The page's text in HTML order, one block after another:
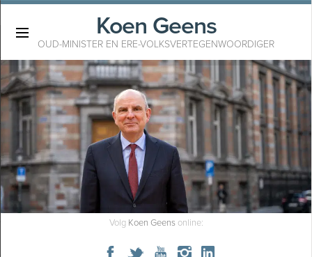
Koen Geens
OUD-MINISTER EN ERE-VOLKSVERTEGENWOORDIGER
Volg Koen Geensonline: